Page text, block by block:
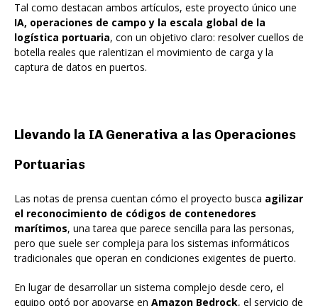
Tal como destacan ambos artículos, este proyecto único une
IA, operaciones de campo y la escala global de la
logística portuaria, con un objetivo claro: resolver cuellos de
botella reales que ralentizan el movimiento de carga y la
captura de datos en puertos.
Llevando la IA Generativa a las Operaciones
Portuarias
Las notas de prensa cuentan cómo el proyecto busca agilizar
el reconocimiento de códigos de contenedores
marítimos, una tarea que parece sencilla para las personas,
pero que suele ser compleja para los sistemas informáticos
tradicionales que operan en condiciones exigentes de puerto.
En lugar de desarrollar un sistema complejo desde cero, el
equipo optó por apoyarse en Amazon Bedrock, el servicio de